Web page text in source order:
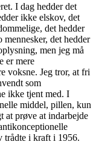
I dag hedder det
ikke elskov, det
det hedder
det hedder
men jeg må
er mere
voksne. Jeg tror, at fri
som
ikke tjent med. I
middel, pillen, kun
at prøve at indarbejde
trådte i kraft i 1956.